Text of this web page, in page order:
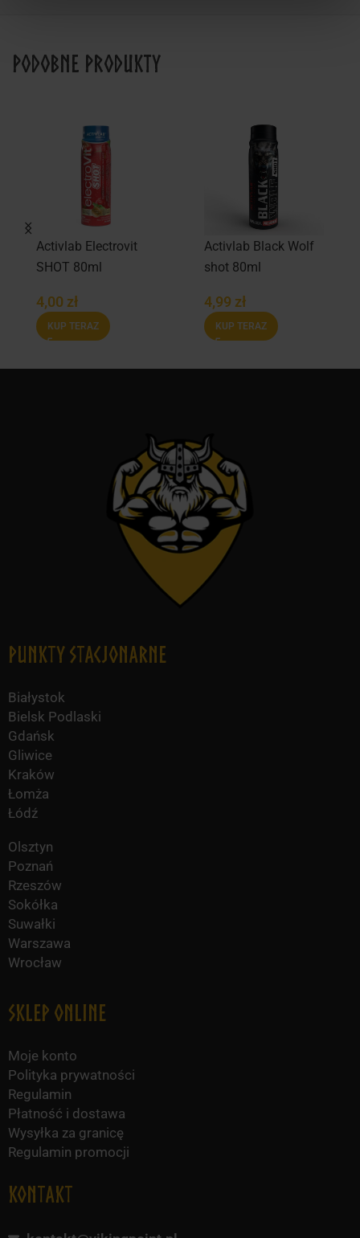
Podobne produkty
Activlab Electrovit
SHOT 80ml
4,00 zł
KUP TERAZ
Activlab Black Wolf
shot 80ml
4,99 zł
KUP TERAZ
Punkty Stacjonarne
Białystok
Bielsk Podlaski
Gdańsk
Gliwice
Kraków
Łomża
Łódź
Olsztyn
Poznań
Rzeszów
Sokółka
Suwałki
Warszawa
Wrocław
Sklep online
Moje konto
Polityka prywatności
Regulamin
Płatność i dostawa
Wysyłka za granicę
Regulamin promocji
KONTAKT